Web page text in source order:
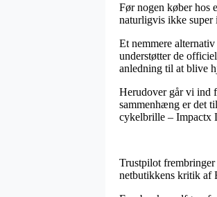
Før nogen køber hos
naturligvis ikke super
Et nemmere
understøtter de
anledning til at blive
Herudover går vi ind
sammenhæng er det
cykelbrille – Impactx
Trustpilot frembringer
netbutikkens kritik af